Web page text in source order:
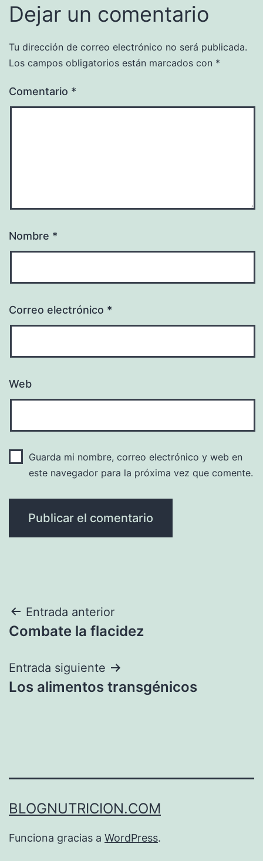
Dejar un comentario
Tu dirección de correo electrónico no será publicada.
Los campos obligatorios están marcados con *
Comentario *
Nombre *
Correo electrónico *
Web
Guarda mi nombre, correo electrónico y web en
este navegador para la próxima vez que comente.
Navegación
de
entradas
Entrada anterior
Combate la flacidez
Entrada siguiente
Los alimentos transgénicos
BLOGNUTRICION.COM
Funciona gracias a WordPress.